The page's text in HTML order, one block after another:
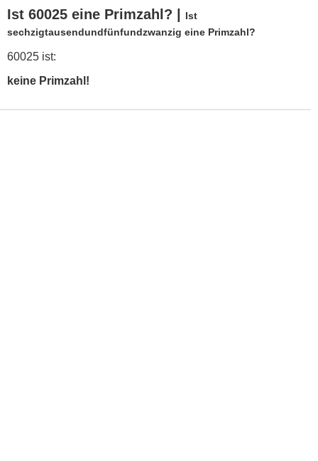
Ist 60025 eine Primzahl? |
Ist
sechzigtausendundfünfundzwanzig eine Primzahl?
60025 ist:
keine Primzahl!